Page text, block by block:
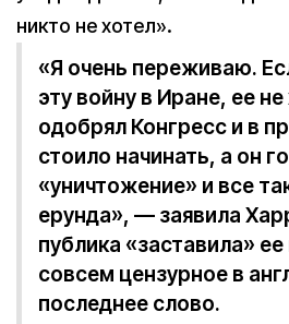
никто не хотел».
«Я очень переживаю.
эту войну в Иране, ее
одобрял Конгресс и в
стоило начинать, а он
«уничтожение» и все
ерунда», — заявила
публика «заставила»
совсем цензурное в
последнее слово.